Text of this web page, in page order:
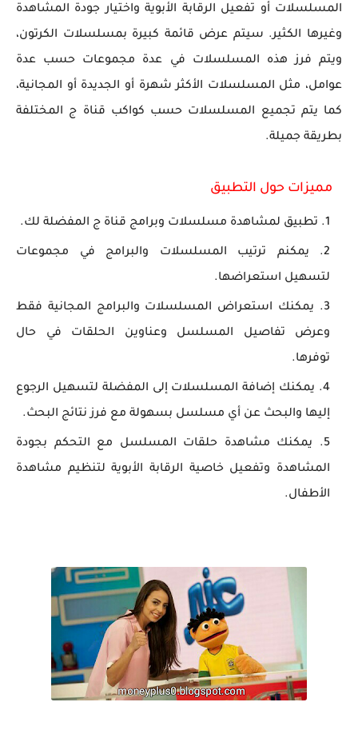
المسلسلات أو تفعيل الرقابة الأبوية واختيار جودة المشاهدة
وغيرها الكثير. سيتم عرض قائمة كبيرة بمسلسلات الكرتون،
ويتم فرز هذه المسلسلات في عدة مجموعات حسب عدة
عوامل، مثل المسلسلات الأكثر شهرة أو الجديدة أو المجانية،
كما يتم تجميع المسلسلات حسب كواكب قناة ج المختلفة
بطريقة جميلة.
مميزات حول التطبيق
تطبيق لمشاهدة مسلسلات وبرامج قناة ج المفضلة لك.
يمكنم ترتيب المسلسلات والبرامج في مجموعات
لتسهيل استعراضها.
يمكنك استعراض المسلسلات والبرامج المجانية فقط
وعرض تفاصيل المسلسل وعناوين الحلقات في حال
توفرها.
يمكنك إضافة المسلسلات إلى المفضلة لتسهيل الرجوع
إليها والبحث عن أي مسلسل بسهولة مع فرز نتائج البحث.
يمكنك مشاهدة حلقات المسلسل مع التحكم بجودة
المشاهدة وتفعيل خاصية الرقابة الأبوية لتنظيم مشاهدة
الأطفال.